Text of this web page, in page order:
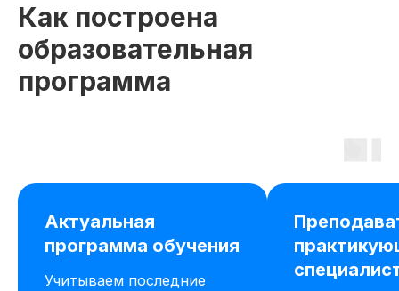
Как построена
образовательная
программа
Актуальная
программа обучения
Учитываем последние